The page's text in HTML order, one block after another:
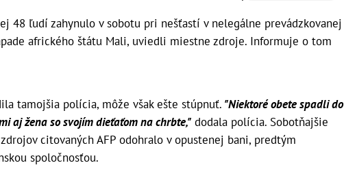
48 ľudí zahynulo v sobotu pri nešťastí v nelegálne prevádzkovanej
afrického štátu Mali, uviedli miestne zdroje. Informuje o tom
tamojšia polícia, môže však ešte stúpnuť. "Niektoré obete spadli do
aj žena so svojím dieťaťom na chrbte," dodala polícia. Sobotňajšie
citovaných AFP odohralo v opustenej bani, predtým
spoločnosťou.